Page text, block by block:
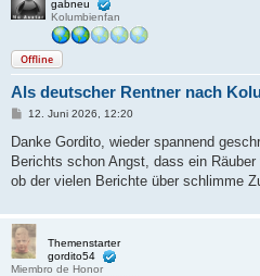
gabneu
Kolumbienfan
Offline
Als deutscher Rentner nach
B
i
r
a
12. Juni 2026, 12:20
Danke Gordito, wieder spannend
Berichts schon Angst, dass ein
ob der vielen Berichte über schlimme
Themenstarter
gordito54
Miembro de Honor